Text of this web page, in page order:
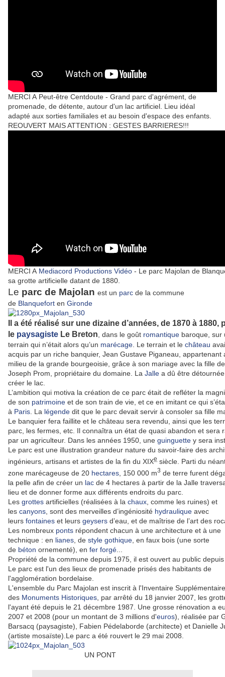
MERCI A Peut-être Centdoute - Grand parc d'agrément, de
promenade, de détente, autour d'un lac artificiel. Lieu idéal
adapté aux sorties familiales et au besoin d'espace des enfants.
REOUVERT MAIS ATTENTION : GESTES BARRIERES!!!
MERCI A Mediacord Productions Vidéo - Le parc Majolan de
sa grotte artificielle datant de 1880.
Le parc de Majolan est un parc de la commune
de Blanquefort en Gironde
Il a été réalisé sur une dizaine d’années, de 1870 à 1880,
le paysagiste Le Breton , dans le goût romantique baroque, sur
terrain qui n’était alors qu’un marécage . Le terrain et le château
acquis par un riche banquier, Jean Gustave Piganeau, appartenant
milieu de la grande bourgeoisie, grâce à son mariage avec la fille de
Joseph Prom, propriétaire du domaine. La Jalle a dû être
créer le lac.
L’ambition qui motiva la création de ce parc était de refléter la
de son patrimoine et de son train de vie, et ce en imitant ce qui
à Paris . La légende dit que le parc devait servir à consoler sa fille
Le banquier fera faillite et le château sera revendu, ainsi que les
parc, les fermes, etc. Il connaîtra un état de quasi abandon et sera
par un agriculteur. Dans les années 1950, une guinguette y sera
Le parc est une illustration grandeur nature du savoir-faire des
ingénieurs, artisans et artistes de la fin du XIXe siècle. Parti du
zone marécageuse de 20 hectares , 150 000 m3 de terre furent
la pelle afin de créer un lac de 4 hectares à partir de la Jalle
lieu et de donner forme aux différents endroits du parc.
Les grottes artificielles (réalisées à la chaux , comme les ruines) et
les canyons , sont des merveilles d’ingéniosité hydraulique avec
leurs fontaines et leurs geysers d’eau, et de maîtrise de l’art des
Les nombreux ponts répondent chacun à une architecture et à une
technique : en lianes , de style gothique , en faux bois (une sorte
de béton ornementé), en fer forgé
Propriété de la commune depuis 1975, il est ouvert au public
Le parc est l'un des lieux de promenade prisés des habitants de
l'agglomération bordelaise.
L'ensemble du Parc Majolan est inscrit à l'Inventaire Supplémentaire
des Monuments Historiques , par arrêté du 18 janvier 2007, les
l'ayant été depuis le 21 décembre 1987. Une grosse rénovation a
2007 et 2008 (pour un montant de 3 millions d'euros), réalisée par
Barsacq (paysagiste), Fabien Pédelaborde (architecte) et Danielle
(artiste mosaïste).Le parc a été rouvert le 29 mai 2008.
UN PONT